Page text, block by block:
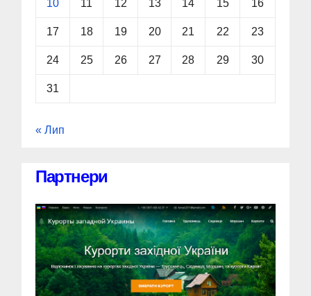
10 11 12 13 14 15 16
17 18 19 20 21 22 23
24 25 26 27 28 29 30
31
« Лип
Партнери